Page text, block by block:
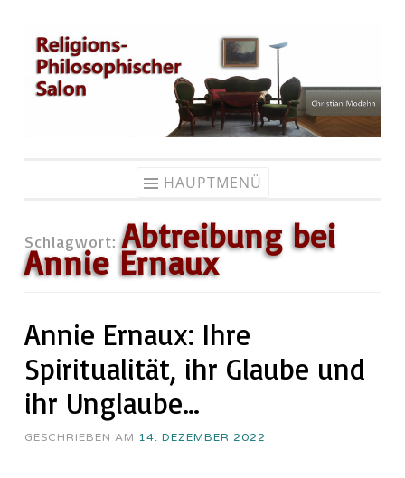
Zum
Inhalt
springen
HAUPTMENÜ
Schlagwort:Abtreibung bei
Annie Ernaux
Annie Ernaux: Ihre
Spiritualität, ihr Glaube und
ihr Unglaube…
GESCHRIEBEN AM 14. DEZEMBER 2022